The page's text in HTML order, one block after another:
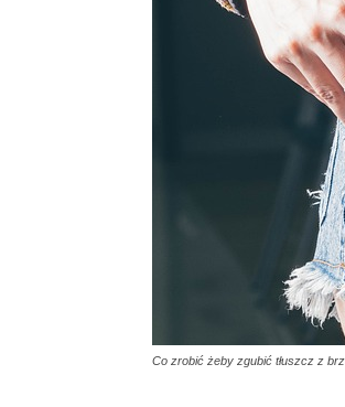
Co zrobić żeby zgubić tłuszcz z